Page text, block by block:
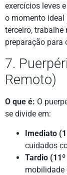
exercícios leves
o momento
terceiro, trabalhe
preparação para
7.
Remoto)
O que é: O
se divide em:
Imediato
cuidados
Tardio
mobilidade